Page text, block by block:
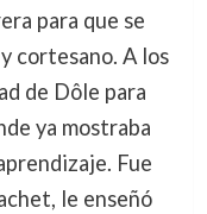
para que se
cortesano. A los
de Dôle para
ya mostraba
Fue
le enseñó